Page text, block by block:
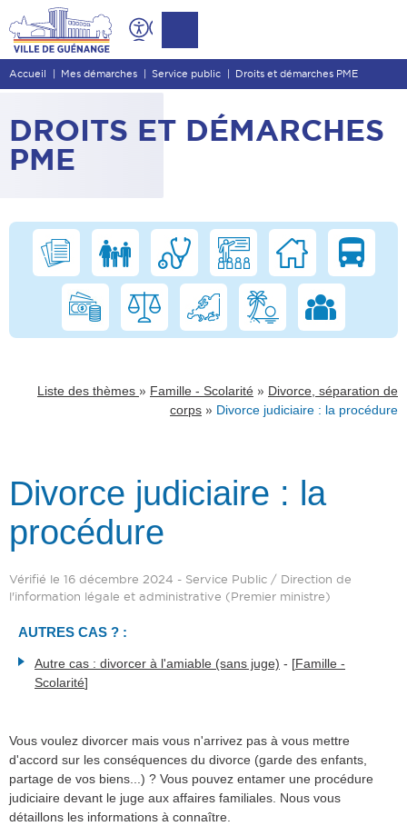
Contenu
Entête de page
Menu principal
Pied de page
Accueil Mes démarches Service public Droits et démarches PME
DROITS ET DÉMARCHES
PME
Liste des thèmes » Famille - Scolarité » Divorce, séparation de
corps » Divorce judiciaire : la procédure
Divorce judiciaire : la
procédure
Vérifié le 16 décembre 2024 - Service Public / Direction de
l'information légale et administrative (Premier ministre)
AUTRES CAS ? :
Autre cas : divorcer à l'amiable (sans juge) - [Famille -
Scolarité]
Vous voulez divorcer mais vous n'arrivez pas à vous mettre
d'accord sur les conséquences du divorce (garde des enfants,
partage de vos biens...) ? Vous pouvez entamer une procédure
judiciaire devant le juge aux affaires familiales. Nous vous
détaillons les informations à connaître.